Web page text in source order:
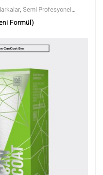
, Semi Profesyonel
Seramikler
Formül)